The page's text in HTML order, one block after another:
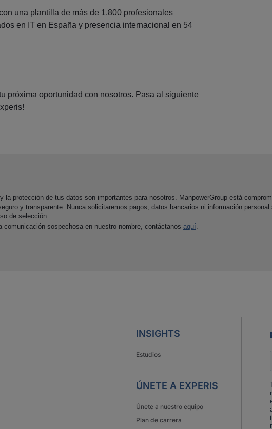
una plantilla de más de 1.800 profesionales
en IT en España y presencia internacional en 54
próxima oportunidad con nosotros. Pasa al siguiente
la protección de tus datos son importantes para nosotros. ManpowerGroup está
y transparente. Nunca solicitaremos pagos, datos bancarios ni información
de selección.
comunicación sospechosa en nuestro nombre, contáctanos aquí.
INSIGHTS
Estudios
ÚNETE A EXPERIS
Únete a nuestro equipo
Plan de carrera